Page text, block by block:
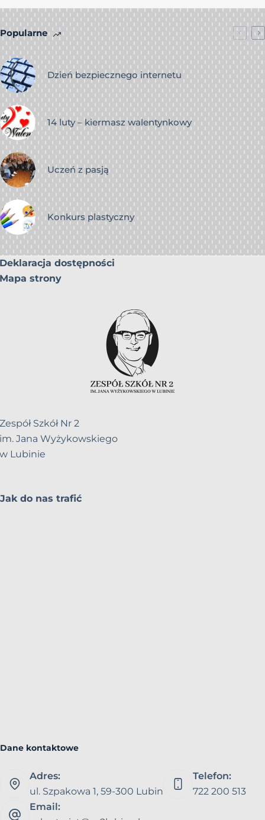
Popularne
Dzień bezpiecznego internetu
14 luty – kiermasz walentynkowy
Uczeń z pasją
Konkurs plastyczny
Deklaracja dostępności
Mapa strony
Zespół Szkół Nr 2
im. Jana Wyżykowskiego
w Lubinie
Jak do nas trafić
Dane kontaktowe
Adres:
ul. Szpakowa 1, 59-300 Lubin
Telefon:
722 200 513
Email: